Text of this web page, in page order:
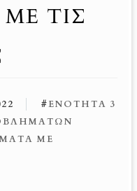
ΤΙΣ
#ΕΝΌΤΗΤΑ 3
ΜΕ